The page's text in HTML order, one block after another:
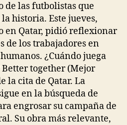
de las futbolistas que
historia. Este jueves,
en Qatar, pidió reflexionar
de los trabajadores en
¿Cuándo juega
together (Mejor
la cita de Qatar. La
en la búsqueda de
engrosar su campaña de
Su obra más relevante,